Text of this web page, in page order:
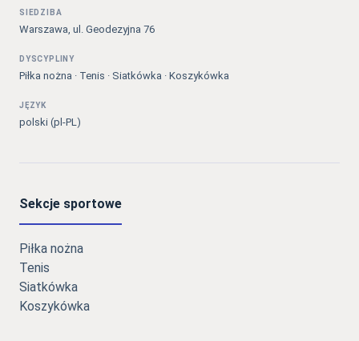
SIEDZIBA
Warszawa, ul. Geodezyjna 76
DYSCYPLINY
Piłka nożna · Tenis · Siatkówka · Koszykówka
JĘZYK
polski (pl-PL)
Sekcje sportowe
Piłka nożna
Tenis
Siatkówka
Koszykówka